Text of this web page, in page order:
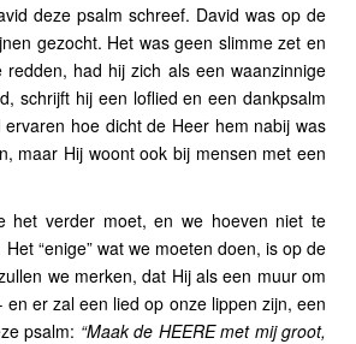
deze psalm schreef. David was op de
gezocht. Het was geen slimme zet en
had hij zich als een waanzinnige
schrijft hij een loflied en een dankpsalm
hoe dicht de Heer hem nabij was
maar Hij woont ook bij mensen met een
het verder moet, en we hoeven niet te
“enige” wat we moeten doen, is op de
we merken, dat Hij als een muur om
er zal een lied op onze lippen zijn, een
psalm: “Maak de HEERE met mij groot,